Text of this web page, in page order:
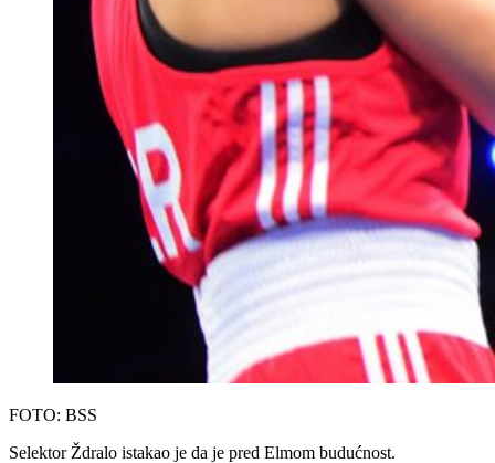
FOTO: BSS
Selektor Ždralo istakao je da je pred Elmom budućnost.